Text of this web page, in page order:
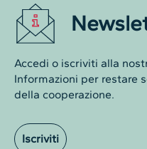
Accedi o iscriviti alla
Informazioni per restare
della cooperazione.
Iscriviti